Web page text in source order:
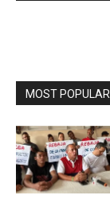
MOST POPULAR